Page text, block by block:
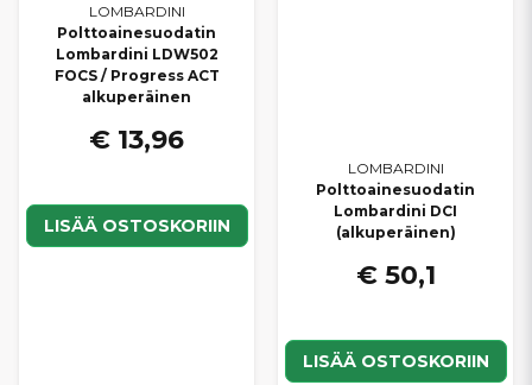
LOMBARDINI
Polttoainesuodatin
Lombardini LDW502
FOCS / Progress ACT
alkuperäinen
€ 13,96
LISÄÄ OSTOSKORIIN
LOMBARDINI
Polttoainesuodatin
Lombardini DCI
(alkuperäinen)
€ 50,1
LISÄÄ OSTOSKORIIN